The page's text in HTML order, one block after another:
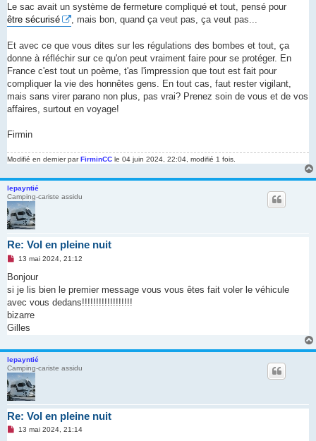
Le sac avait un système de fermeture compliqué et tout, pensé pour
être sécurisé
, mais bon, quand ça veut pas, ça veut pas...
Et avec ce que vous dites sur les régulations des bombes et tout, ça
donne à réfléchir sur ce qu'on peut vraiment faire pour se protéger. En
France c'est tout un poème, t'as l'impression que tout est fait pour
compliquer la vie des honnêtes gens. En tout cas, faut rester vigilant,
mais sans virer parano non plus, pas vrai? Prenez soin de vous et de vos
affaires, surtout en voyage!
Firmin
Modifié en dernier parFirminCC le 04 juin 2024, 22:04, modifié 1 fois.
lepayntié
Camping-cariste assidu
Re: Vol en pleine nuit
M
s
a
g
n
o
u
13 mai 2024, 21:12
Bonjour
si je lis bien le premier message vous vous êtes fait voler le véhicule
avec vous dedans!!!!!!!!!!!!!!!!!!
bizarre
Gilles
lepayntié
Camping-cariste assidu
Re: Vol en pleine nuit
M
13 mai 2024, 21:14